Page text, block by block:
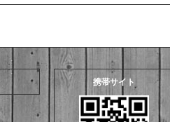
携帯サイト